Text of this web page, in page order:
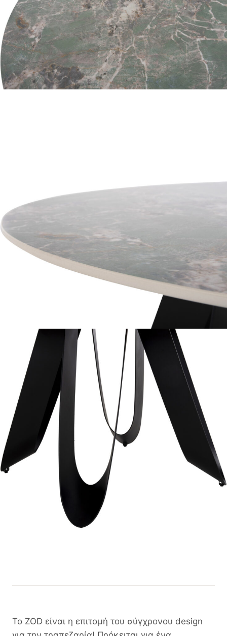
Το ZOD είναι η επιτομή του σύγχρονου design